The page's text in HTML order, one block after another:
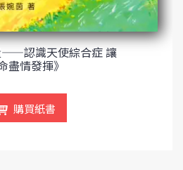
——認識天使綜合症 讓
盡情發揮》
購買紙書